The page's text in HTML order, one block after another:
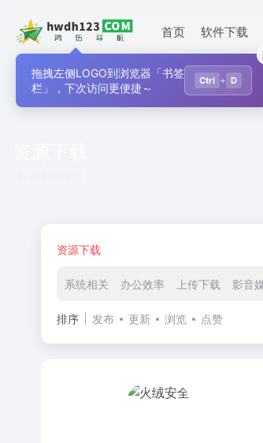
首页 软件下载
资源下载
系统相关 办公效率 上传下载 影音
排序 发布 更新 浏览 点赞
拖拽左侧LOGO到浏览器「书签
栏」，下次访问更便捷～
Ctrl + D